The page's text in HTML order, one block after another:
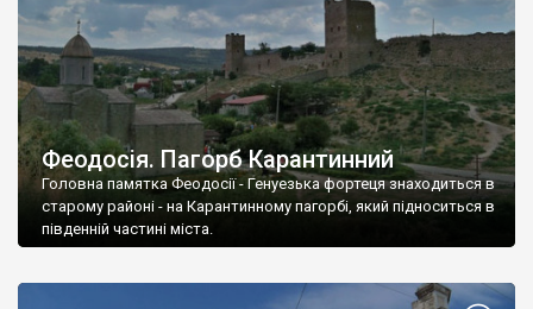
Феодосія. Пагорб Карантинний
Головна памятка Феодосії - Генуезька фортеця знаходиться в
старому районі - на Карантинному пагорбі, який підноситься в
південній частині міста.